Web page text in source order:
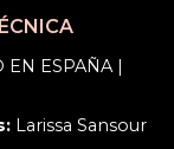
EN ESPAÑA |
Larissa Sansour